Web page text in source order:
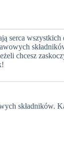
serca
chcesz
składników.